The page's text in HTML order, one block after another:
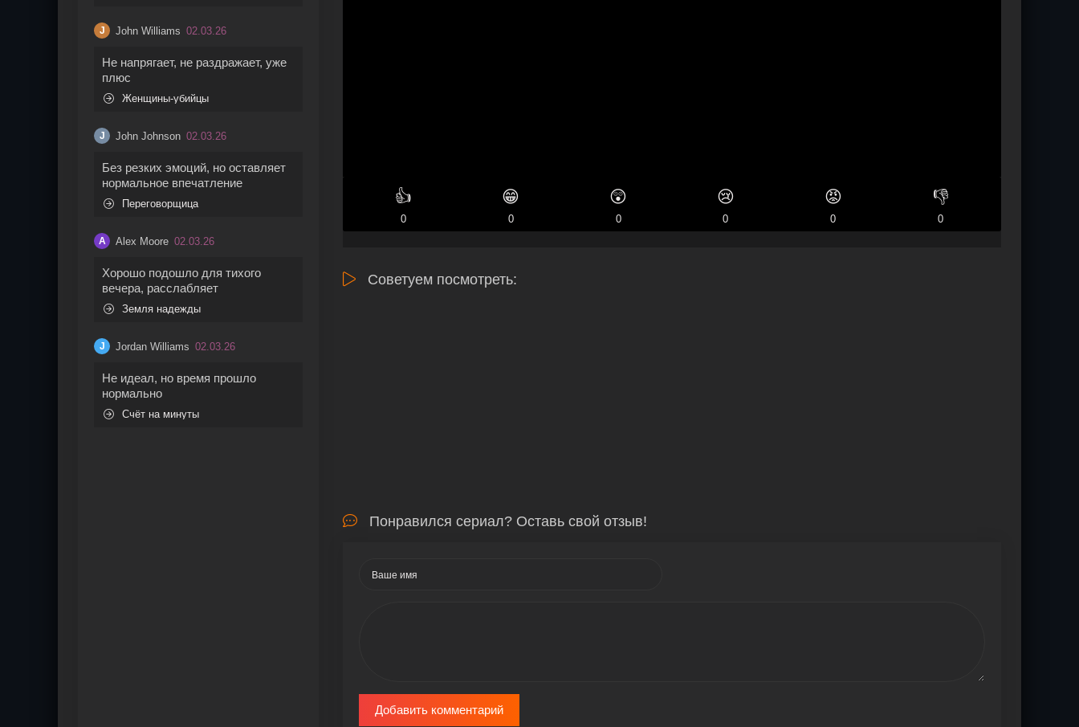
J John Williams 02.03.26
Не напрягает, не раздражает, уже
плюс
Женщины-убийцы
J John Johnson 02.03.26
Без резких эмоций, но оставляет
нормальное впечатление
Переговорщица
A Alex Moore 02.03.26
Хорошо подошло для тихого
вечера, расслабляет
Земля надежды
J Jordan Williams 02.03.26
Не идеал, но время прошло
нормально
Счёт на минуты
👍
0
😁
0
😲
0
😢
0
😡
0
👎
0
Советуем посмотреть:
Понравился сериал? Оставь свой отзыв!
Добавить комментарий